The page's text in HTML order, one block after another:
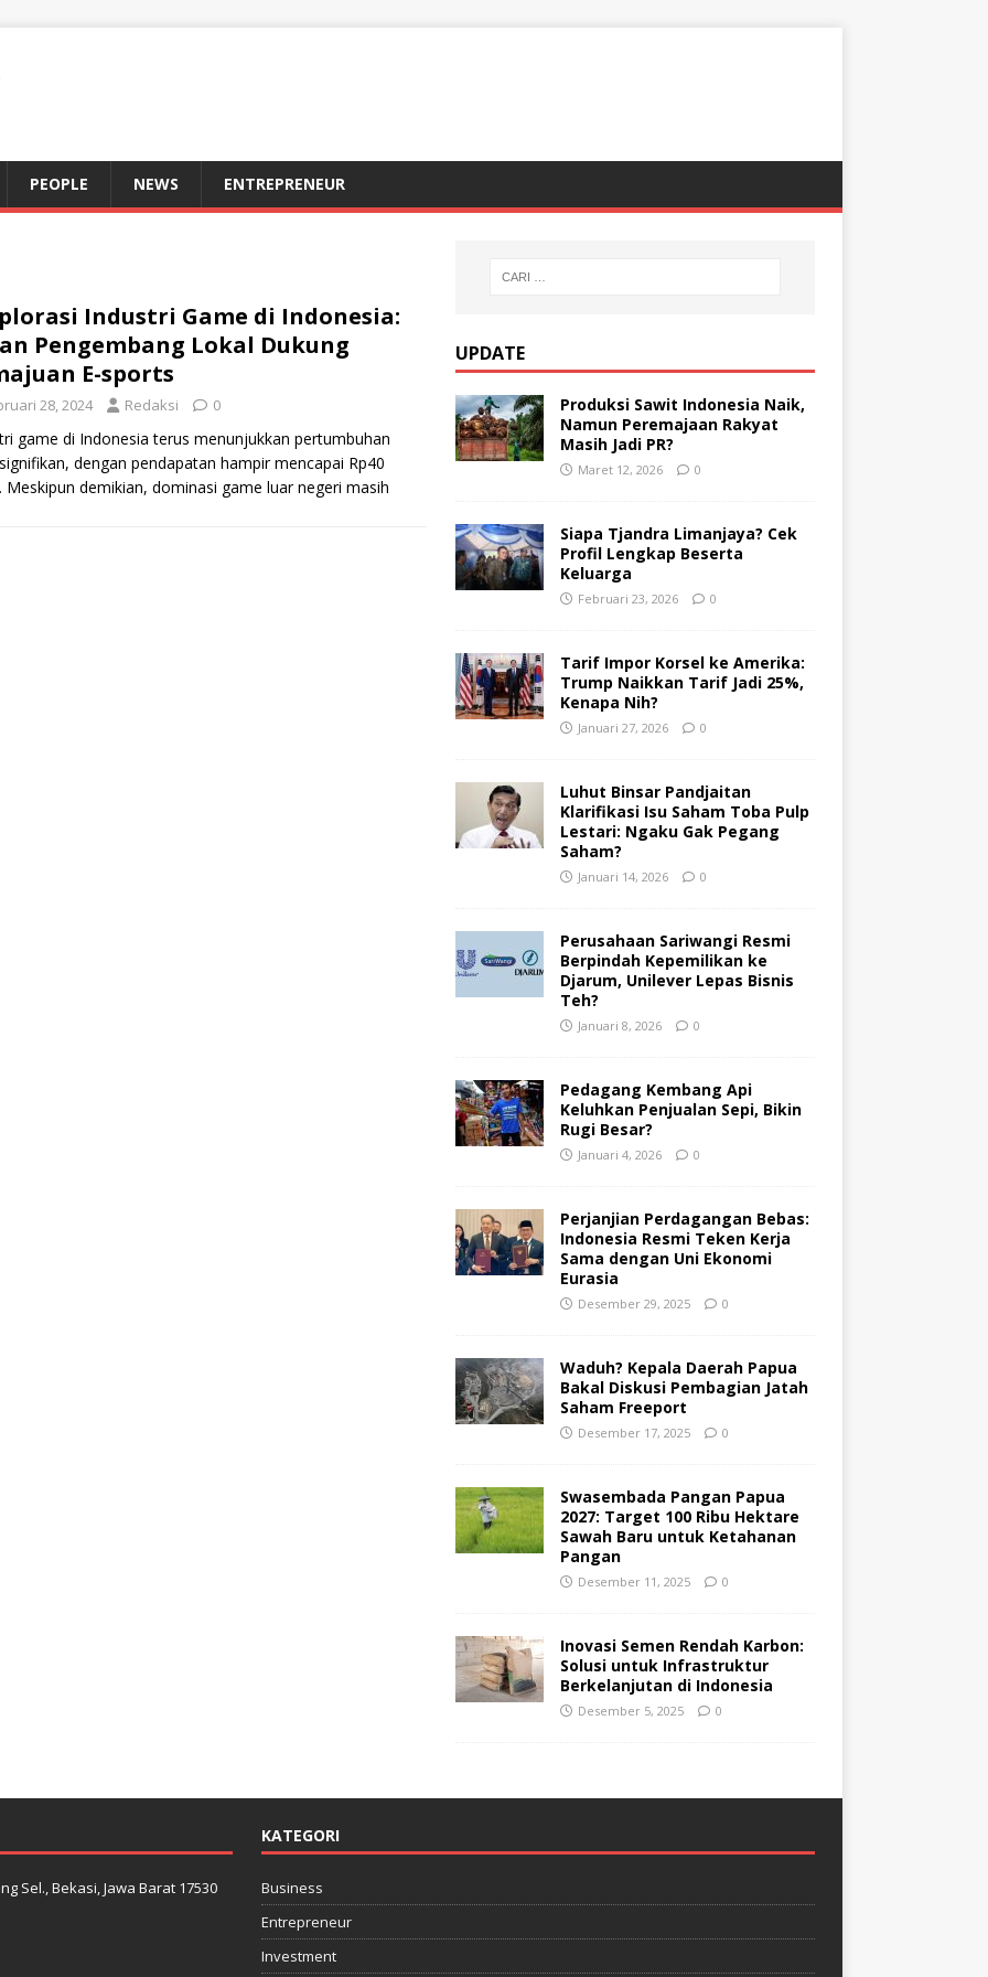
PEOPLE NEWS ENTREPRENEUR
Industri Game di Indonesia:
Pengembang Lokal Dukung
E-sports
28, 2024 Redaksi 0
game di Indonesia terus menunjukkan pertumbuhan
dengan pendapatan hampir mencapai Rp40
Meskipun demikian, dominasi game luar negeri masih
UPDATE
Produksi Sawit Indonesia Naik,
Namun Peremajaan Rakyat
Masih Jadi PR?
Maret 12, 2026 0
Siapa Tjandra Limanjaya? Cek
Profil Lengkap Beserta
Keluarga
Februari 23, 2026 0
Tarif Impor Korsel ke Amerika:
Trump Naikkan Tarif Jadi 25%,
Kenapa Nih?
Januari 27, 2026 0
Luhut Binsar Pandjaitan
Klarifikasi Isu Saham Toba Pulp
Lestari: Ngaku Gak Pegang
Saham?
Januari 14, 2026 0
Perusahaan Sariwangi Resmi
Berpindah Kepemilikan ke
Djarum, Unilever Lepas Bisnis
Teh?
Januari 8, 2026 0
Pedagang Kembang Api
Keluhkan Penjualan Sepi, Bikin
Rugi Besar?
Januari 4, 2026 0
Perjanjian Perdagangan Bebas:
Indonesia Resmi Teken Kerja
Sama dengan Uni Ekonomi
Eurasia
Desember 29, 2025 0
Waduh? Kepala Daerah Papua
Bakal Diskusi Pembagian Jatah
Saham Freeport
Desember 17, 2025 0
Swasembada Pangan Papua
2027: Target 100 Ribu Hektare
Sawah Baru untuk Ketahanan
Pangan
Desember 11, 2025 0
Inovasi Semen Rendah Karbon:
Solusi untuk Infrastruktur
Berkelanjutan di Indonesia
Desember 5, 2025 0
Sel., Bekasi, Jawa Barat 17530
KATEGORI
Business
Entrepreneur
Investment